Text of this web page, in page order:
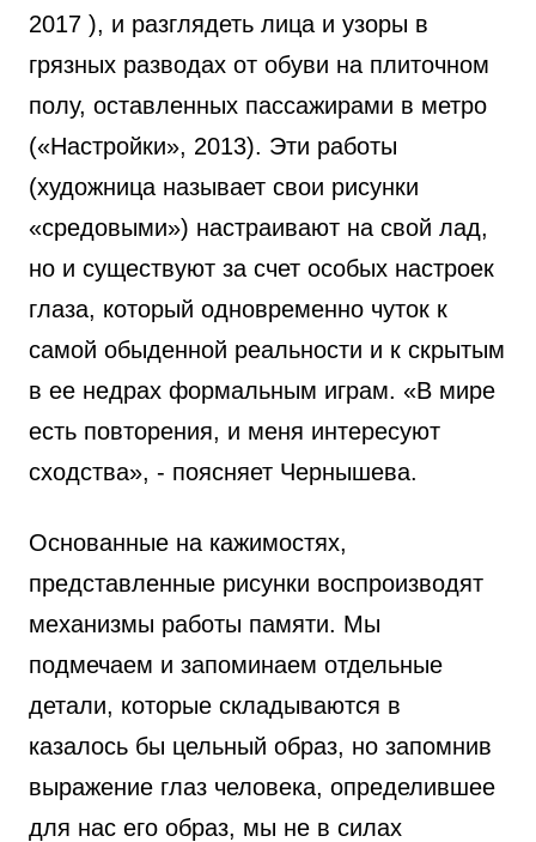
2017 ), и разглядеть лица и узоры в
грязных разводах от обуви на плиточном
полу, оставленных пассажирами в метро
(«Настройки», 2013). Эти работы
(художница называет свои рисунки
«средовыми») настраивают на свой лад,
но и существуют за счет особых настроек
глаза, который одновременно чуток к
самой обыденной реальности и к скрытым
в ее недрах формальным играм. «В мире
есть повторения, и меня интересуют
сходства», - поясняет Чернышева.
Основанные на кажимостях,
представленные рисунки воспроизводят
механизмы работы памяти. Мы
подмечаем и запоминаем отдельные
детали, которые складываются в
казалось бы цельный образ, но запомнив
выражение глаз человека, определившее
для нас его образ, мы не в силах